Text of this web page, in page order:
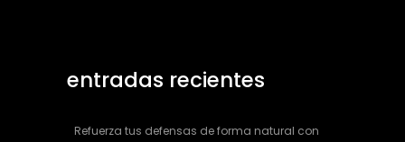
entradas recientes
Refuerza tus defensas de forma natural con